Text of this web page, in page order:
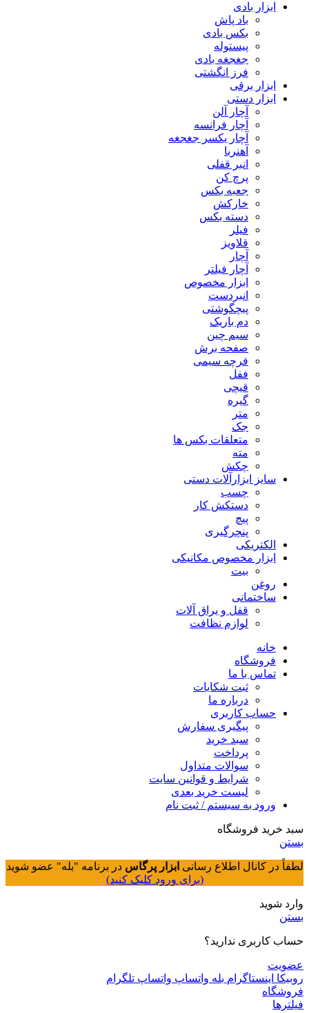
ابزار بادی
باد پاش
بکس بادی
پیستوله
جغجغه بادی
فرز انگشتی
ابزار برقی
ابزار دستی
آچار آلن
آچار فرانسه
آچار یکسر جغجغه
آهنربا
انبر قفلی
پرچ کن
جعبه بکس
خارکش
دسته بکس
فیلر
قلاویز
آچار
آچار فیلتر
ابزار مخصوص
انبردست
پیچگوشتی
دم باریک
سیم چین
صفحه برش
فرچه سیمی
ففل
قیچی
گیره
متر
جک
متعلقات بکس ها
مته
چکش
سایز ابزارآلات دستی
چسب
دستکش کار
پیچ
پنچرگیری
الکتریکی
ابزار مخصوص مکانیکی
بیت
روغن
ساختمانی
قفل و یراق آلات
لوازم نظافت
خانه
فروشگاه
تماس با ما
ثبت شکایات
درباره ما
حساب کاربری
پیگیری سفارش
سبد خرید
پرداخت
سوالات متداول
شرایط و قوانین سایت
لیست خرید بعدی
ورود به سیستم / ثبت نام
سبد خرید فروشگاه
بستن
لطفاً در کانال اطلاع رسانی ابزار پرگاس در برنامه "بله" عضو شوید
(برای ورود کلیک کنید)
وارد شوید
بستن
حساب کاربری ندارید؟
عضویت
روبیکا اینستاگرام بله واتساپ واتساپ تلگرام
فروشگاه
فیلترها